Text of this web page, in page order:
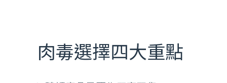
肉毒選擇四大重點